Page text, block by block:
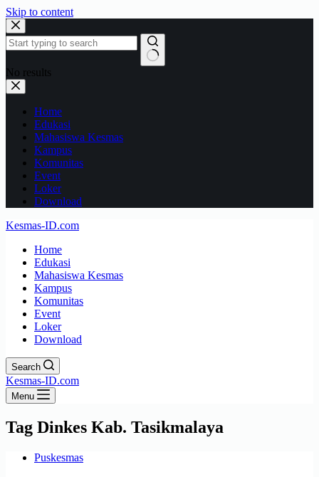
Skip to content
No results
Home
Edukasi
Mahasiswa Kesmas
Kampus
Komunitas
Event
Loker
Download
Kesmas-ID.com
Home
Edukasi
Mahasiswa Kesmas
Kampus
Komunitas
Event
Loker
Download
Search
Kesmas-ID.com
Menu
Tag Dinkes Kab. Tasikmalaya
Puskesmas